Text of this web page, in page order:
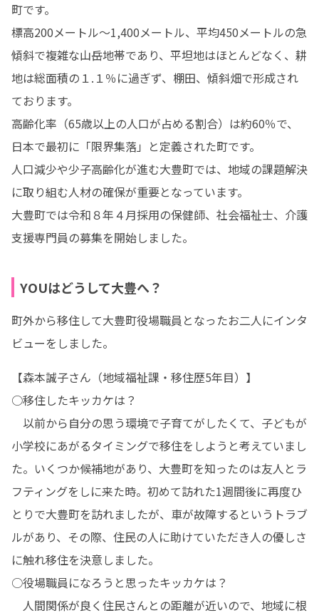
町です。
標高200メートル～1,400メートル、平均450メートルの急
傾斜で複雑な山岳地帯であり、平坦地はほとんどなく、耕
地は総面積の１.１％に過ぎず、棚田、傾斜畑で形成され
ております。
高齢化率（65歳以上の人口が占める割合）は約60％で、
日本で最初に「限界集落」と定義された町です。
人口減少や少子高齢化が進む大豊町では、地域の課題解決
に取り組む人材の確保が重要となっています。
大豊町では令和８年４月採用の保健師、社会福祉士、介護
支援専門員の募集を開始しました。
YOUはどうして大豊へ？
町外から移住して大豊町役場職員となったお二人にインタ
ビューをしました。
【森本誠子さん（地域福祉課・移住歴5年目）】
○移住したキッカケは？
以前から自分の思う環境で子育てがしたくて、子どもが
小学校にあがるタイミングで移住をしようと考えていまし
た。いくつか候補地があり、大豊町を知ったのは友人とラ
フティングをしに来た時。初めて訪れた1週間後に再度ひ
とりで大豊町を訪れましたが、車が故障するというトラブ
ルがあり、その際、住民の人に助けていただき人の優しさ
に触れ移住を決意しました。
○役場職員になろうと思ったキッカケは？
人間関係が良く住民さんとの距離が近いので、地域に根